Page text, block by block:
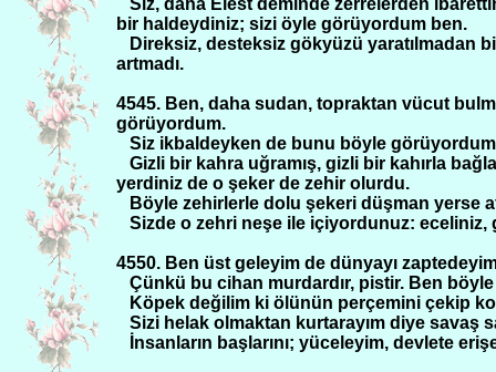
Siz, daha Elest deminde zerrelerden
bir haldeydiniz; sizi öyle görüyordum ben.
Direksiz, desteksiz gökyüzü yaratılmadan
artmadı.
4545. Ben, daha sudan, topraktan vücut
görüyordum.
Siz ikbaldeyken de bunu böyle
Gizli bir kahra uğramış, gizli bir kahırla
yerdiniz de o şeker de zehir olurdu.
Böyle zehirlerle dolu şekeri düşman
Sizde o zehri neşe ile içiyordunuz: eceliniz,
4550. Ben üst geleyim de dünyayı
Çünkü bu cihan murdardır, pistir. Ben
Köpek değilim ki ölünün perçemini çekip
Sizi helak olmaktan kurtarayım diye savaş
İnsanların başlarını; yüceleyim, devlete